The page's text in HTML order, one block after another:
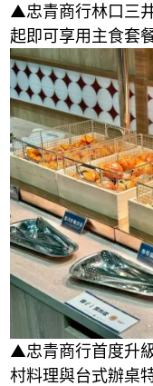
▲忠青商行林口三
起即可享用主食套
▲忠青商行首度升
村料理與台式辦桌